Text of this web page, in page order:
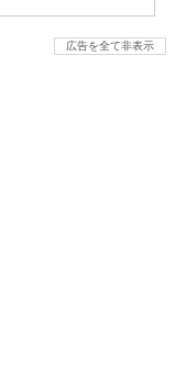
広告を全て非表示